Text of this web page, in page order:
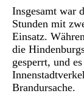
Insgesamt war
Stunden mit
Einsatz.
die
gesperrt, und
Brandursache.